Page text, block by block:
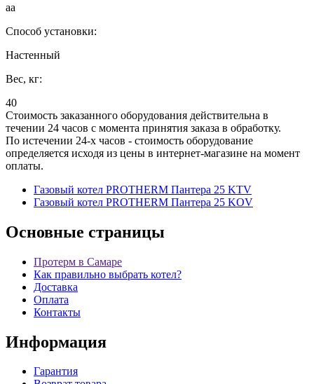
аа
Способ установки:
Настенный
Вес, кг:
40
Стоимость заказанного оборудования действительна в
течении 24 часов с момента принятия заказа в обработку.
По истечении 24-х часов - стоимость оборудование
определяется исходя из цены в интернет-магазине на момент
оплаты.
Газовый котел PROTHERM Пантера 25 KTV
Газовый котел PROTHERM Пантера 25 KОV
Основные страницы
Протерм в Самаре
Как правильно выбрать котел?
Доставка
Оплата
Контакты
Информация
Гарантия